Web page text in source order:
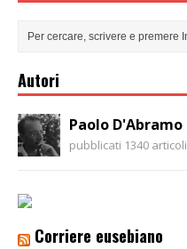
Autori
Paolo D'Abramo
pubblicati 1340 articoli
Corriere eusebiano